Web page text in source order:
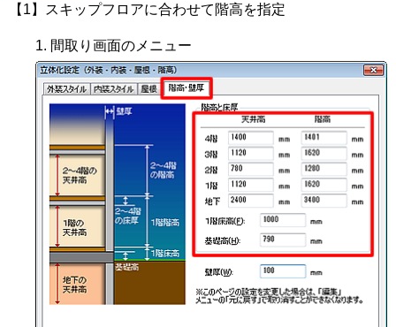
【1】スキップフロアに合わせて階高を指定
間取り画面のメニュー